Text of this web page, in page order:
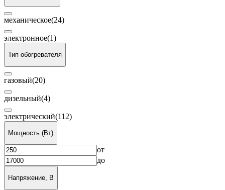
механическое(24)
электронное(1)
Тип обогревателя
газовый(20)
дизельный(4)
электрический(112)
Мощность (Вт)
от
до
Напряжение, В